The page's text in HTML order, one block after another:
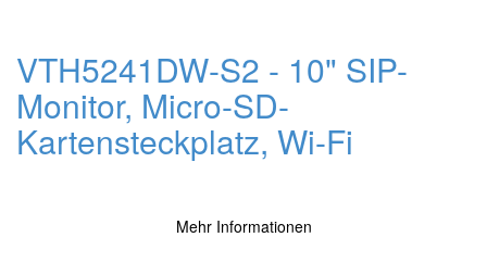
VTH5241DW-S2 - 10" SIP-
Monitor, Micro-SD-
Kartensteckplatz, Wi-Fi
Mehr Informationen